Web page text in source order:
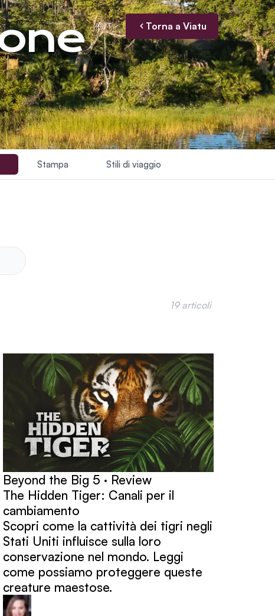
IT Torna a Viatu
Stampa Stili di viaggio
19 articoli
Beyond the Big 5 · Review
The Hidden Tiger: Canali per il
cambiamento
Scopri come la cattività dei tigri negli
Stati Uniti influisce sulla loro
conservazione nel mondo. Leggi
come possiamo proteggere queste
creature maestose.